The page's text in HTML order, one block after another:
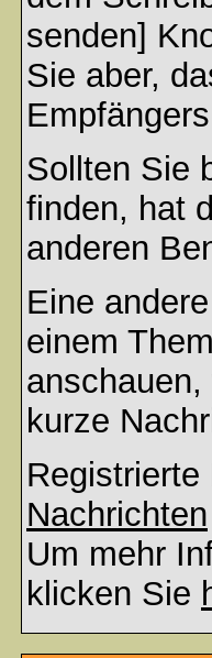
senden]
Sie aber,
Sollten Sie
finden, hat
anderen
Eine
einem
kurze
Nachrichten
Um mehr
klicken Sie